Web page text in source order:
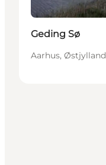
Geding Sø
Aarhus, Østjylland